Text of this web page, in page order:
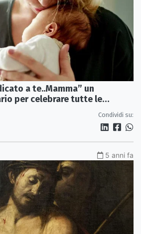
a te..Mamma” un
per celebrare tutte le
Condividi su:
5 anni fa